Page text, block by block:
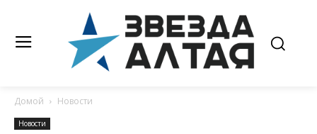
Домой Новости
Новости